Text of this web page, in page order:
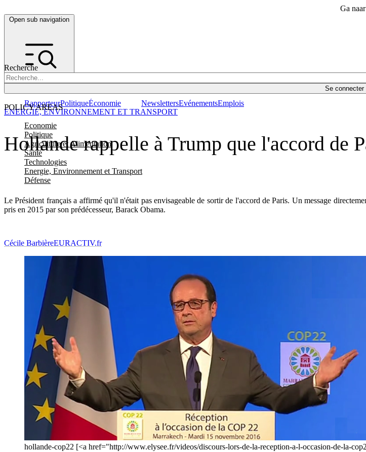
Ga
Open sub navigation
Recherche
Se connecter
POLICY AREAS
Economie
Politique
Agriculture et Alimentation
Santé
Technologies
Energie, Environnement et Transport
Défense
RapporteurPolitiqueÉconomie NewslettersEvénementsEmplois
Hollande rappelle à Trump que l'accord de
Le Président français a affirmé qu'il n'était pas envisageable de sortir de l'accord de Paris. Un message
pris en 2015 par son prédécesseur, Barack Obama.
ENERGIE, ENVIRONNEMENT ET TRANSPORT
Cécile BarbièreEURACTIV.fr
hollande-cop22 [<a href="http://www.elysee.fr/videos/discours-lors-de-la-reception-a-l-occasion-de-la-